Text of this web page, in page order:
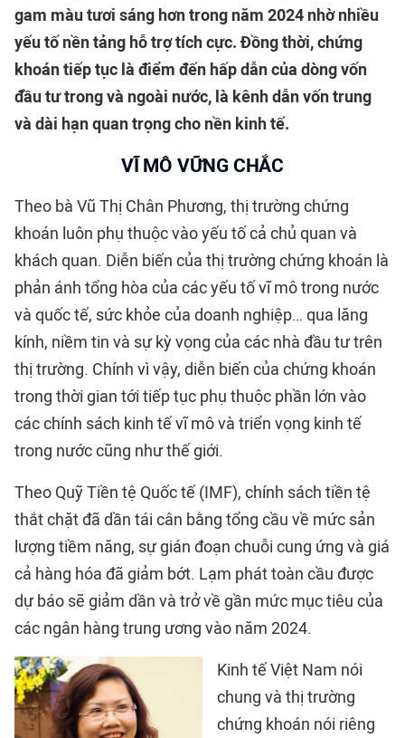
gam màu tươi sáng hơn trong năm 2024 nhờ nhiều
yếu tố nền tảng hỗ trợ tích cực. Đồng thời, chứng
khoán tiếp tục là điểm đến hấp dẫn của dòng vốn
đầu tư trong và ngoài nước, là kênh dẫn vốn trung
và dài hạn quan trọng cho nền kinh tế.
VĨ MÔ VỮNG CHẮC
Theo bà Vũ Thị Chân Phương, thị trường chứng
khoán luôn phụ thuộc vào yếu tố cả chủ quan và
khách quan. Diễn biến của thị trường chứng khoán là
phản ánh tổng hòa của các yếu tố vĩ mô trong nước
và quốc tế, sức khỏe của doanh nghiệp… qua lăng
kính, niềm tin và sự kỳ vọng của các nhà đầu tư trên
thị trường. Chính vì vậy, diễn biến của chứng khoán
trong thời gian tới tiếp tục phụ thuộc phần lớn vào
các chính sách kinh tế vĩ mô và triển vọng kinh tế
trong nước cũng như thế giới.
Theo Quỹ Tiền tệ Quốc tế (IMF), chính sách tiền tệ
thắt chặt đã dần tái cân bằng tổng cầu về mức sản
lượng tiềm năng, sự gián đoạn chuỗi cung ứng và giá
cả hàng hóa đã giảm bớt. Lạm phát toàn cầu được
dự báo sẽ giảm dần và trở về gần mức mục tiêu của
các ngân hàng trung ương vào năm 2024.
Kinh tế Việt Nam nói
chung và thị trường
chứng khoán nói riêng